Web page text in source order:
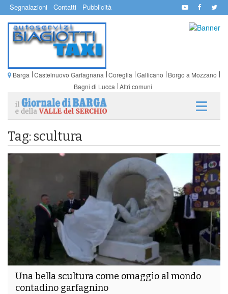
Segnalazioni Contatti Pubblicità
Barga Castelnuovo Garfagnana Coreglia Gallicano
Borgo a Mozzano
Bagni di Lucca Altri comuni
Tag: scultura
Una bella scultura come omaggio al mondo
contadino garfagnino